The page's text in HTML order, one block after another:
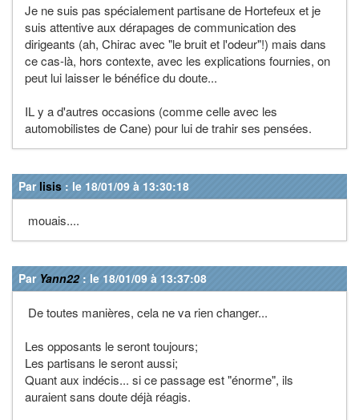
Je ne suis pas spécialement partisane de Hortefeux et je
suis attentive aux dérapages de communication des
dirigeants (ah, Chirac avec "le bruit et l'odeur"!) mais dans
ce cas-là, hors contexte, avec les explications fournies, on
peut lui laisser le bénéfice du doute...
IL y a d'autres occasions (comme celle avec les
automobilistes de Cane) pour lui de trahir ses pensées.
Par lisis : le 18/01/09 à 13:30:18
mouais....
Par Yann22: le 18/01/09 à 13:37:08
De toutes manières, cela ne va rien changer...
Les opposants le seront toujours;
Les partisans le seront aussi;
Quant aux indécis... si ce passage est "énorme", ils
auraient sans doute déjà réagis.